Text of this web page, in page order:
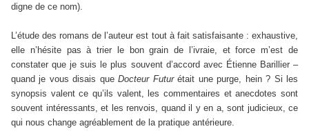
digne de ce nom).
L’étude des romans de l’auteur est tout à fait satisfaisante : exhaustive,
elle n’hésite pas à trier le bon grain de l’ivraie, et force m’est de
constater que je suis le plus souvent d’accord avec Étienne Barillier –
quand je vous disais queDocteur Futurétait une purge, hein ? Si les
synopsis valent ce qu’ils valent, les commentaires et anecdotes sont
souvent intéressants, et les renvois, quand il y en a, sont judicieux, ce
qui nous change agréablement de la pratique antérieure.